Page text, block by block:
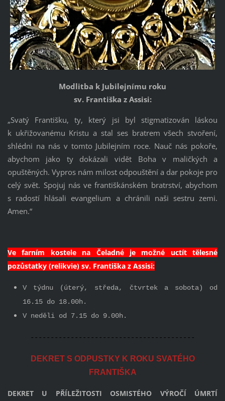
Modlitba k Jubilejnímu roku
sv. Františka z Assisi:
„Svatý Františku, ty, který jsi byl stigmatizován láskou
k ukřižovanému Kristu a stal ses bratrem všech stvoření,
shlédni na nás v tomto Jubilejním roce. Nauč nás pokoře,
abychom jako ty dokázali vidět Boha v maličkých a
opuštěných. Vypros nám milost odpouštění a dar pokoje pro
celý svět. Spojuj nás ve františkánském bratrství, abychom
s radostí hlásali evangelium a chránili naši sestru zemi.
Amen.“
Ve farním kostele na Čeladné je možné uctít tělesné
pozůstatky (relikvie) sv. Františka z Assisi:
V týdnu (úterý, středa, čtvrtek a sobota) od
16.15 do 18.00h.
V neděli od 7.15 do 9.00h.
-----------------------------------------
DEKRET S ODPUSTKY K ROKU SVATÉHO
FRANTIŠKA
DEKRET U PŘÍLEŽITOSTI OSMISTÉHO VÝROČÍ ÚMRTÍ